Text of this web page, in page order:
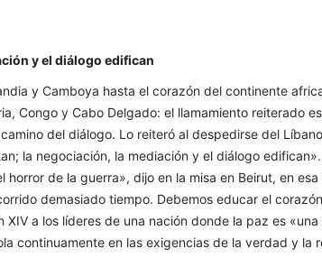
y el diálogo edifican
y Camboya hasta el corazón del continente
Congo y Cabo Delgado: el llamamiento reiterado
del diálogo. Lo reiteró al despedirse del
la negociación, la mediación y el diálogo
horror de la guerra», dijo en la misa en Beirut, en
demasiado tiempo. Debemos educar el
XIV a los líderes de una nación donde la paz es
continuamente en las exigencias de la verdad y la